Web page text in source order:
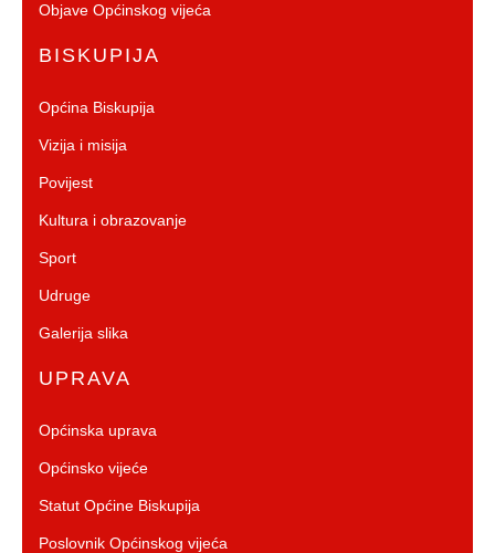
Objave Općinskog vijeća
BISKUPIJA
Općina Biskupija
Vizija i misija
Povijest
Kultura i obrazovanje
Sport
Udruge
Galerija slika
UPRAVA
Općinska uprava
Općinsko vijeće
Statut Općine Biskupija
Poslovnik Općinskog vijeća